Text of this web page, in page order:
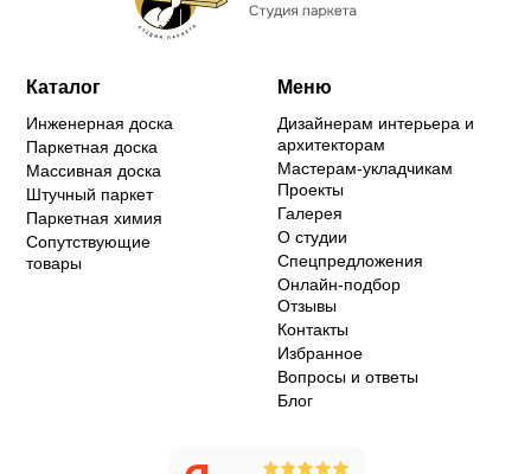
Каталог
Инженерная доска
Паркетная доска
Массивная доска
Штучный паркет
Паркетная химия
Сопутствующие
товары
Меню
Дизайнерам интерьера и
архитекторам
Мастерам-укладчикам
Проекты
Галерея
О студии
Спецпредложения
Онлайн-подбор
Отзывы
Контакты
Избранное
Вопросы и ответы
Блог